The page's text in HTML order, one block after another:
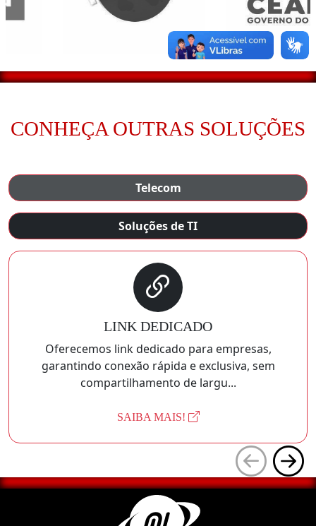
CONHEÇA OUTRAS SOLUÇÕES
Telecom
Soluções de TI
LINK DEDICADO
Oferecemos link dedicado para empresas,
garantindo conexão rápida e exclusiva, sem
compartilhamento de largu...
SAIBA MAIS!